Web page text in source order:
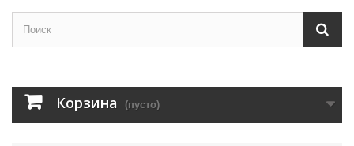
Корзина (пусто)